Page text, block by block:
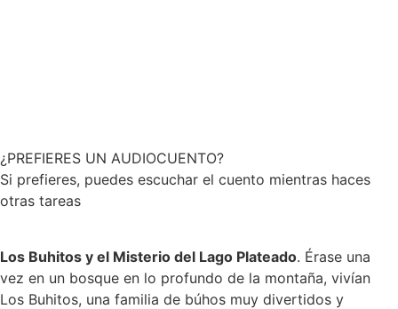
¿PREFIERES UN AUDIOCUENTO?
Si prefieres, puedes escuchar el cuento mientras haces
otras tareas
Los Buhitos y el Misterio del Lago Plateado. Érase una
vez en un bosque en lo profundo de la montaña, vivían
Los Buhitos, una familia de búhos muy divertidos y